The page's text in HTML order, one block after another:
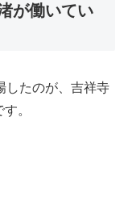
が働いてい
したのが、吉祥寺
す。